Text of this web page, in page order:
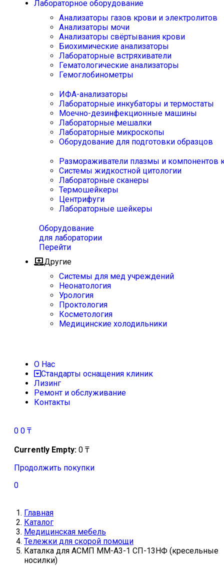
Лабораторное оборудование
Анализаторы газов крови и электролитов
Анализаторы мочи
Анализаторы свёртывания крови
Биохимические анализаторы
Лабораторные встряхиватели
Гематологические анализаторы
Гемоглобинометры
ИФА-анализаторы
Лабораторные инкубаторы и термостаты
Моечно-дезинфекционные машины
Лабораторные мешалки
Лабораторные микроскопы
Оборудование для подготовки образцов
Размораживатели плазмы и компонентов
Системы жидкостной цитологии
Лабораторные сканеры
Термошейкеры
Центрифуги
Лабораторные шейкеры
Оборудование
для лаборатории
Перейти
Другие
Системы для мед учреждений
Неонатология
Урология
Проктология
Косметология
Медицинские холодильники
О Нас
Стандарты оснащения клиник
Лизинг
Ремонт и обслуживание
Контакты
0 0 ₸
Currently Empty: 0 ₸
Продолжить покупки
0
Главная
Каталог
Медицинская мебель
Тележки для скорой помощи
Каталка для АСМП ММ-А3-1 СП-13НФ (кресельные
носилки)